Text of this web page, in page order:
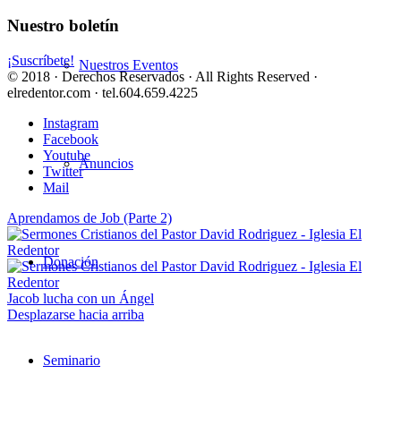
Nuestros Eventos
Anuncios
Donación
Seminario
Nuestro boletín
¡Suscríbete!
© 2018 · Derechos Reservados · All Rights Reserved ·
elredentor.com · tel.604.659.4225
Instagram
Facebook
Youtube
Twitter
Mail
Aprendamos de Job (Parte 2)
Jacob lucha con un Ángel
Desplazarse hacia arriba